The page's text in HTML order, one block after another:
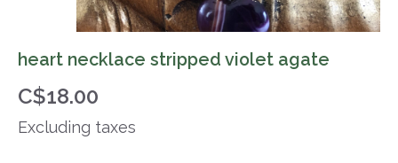
heart necklace stripped violet agate
C$18.00
Excluding taxes